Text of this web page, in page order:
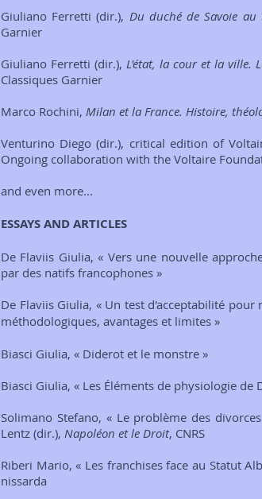
Giuliano Ferretti (dir.), Du duché de Savoie au
Garnier
Giuliano Ferretti (dir.), L'état, la cour et la ville.
Classiques Garnier
Marco Rochini, Milan et la France. Histoire,
Venturino Diego (dir.), critical edition of
Ongoing collaboration with the Voltaire
and even more...
​ESSAYS AND ARTICLES
De Flaviis Giulia, « Vers une nouvelle
par des natifs francophones »
De Flaviis Giulia, « Un test d'acceptabilité pour
méthodologiques, avantages et limites »
Biasci Giulia, « Diderot et le monstre »
Biasci Giulia, « Les Éléments de physiologie
Solimano Stefano, « Le problème des
Lentz (dir.), Napoléon et le Droit, CNRS
Riberi Mario, « Les franchises face au Statut
nissarda